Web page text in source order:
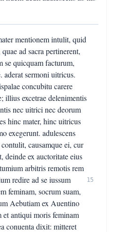
mentionem intulit, quid
ad sacra pertinerent,
se quicquam facturum,
aderat sermoni uitricus.
concubitu carere
illius excetrae delenimentis
nec uitrici nec deorum
hinc mater, hinc uitricus
exegerunt. adulescens
causamque ei, cur
deinde ex auctoritate eius
arbitris remotis rem
redire ad se iussum
feminam, socrum suam,
Aebutiam ex Auentino
et antiqui moris feminam
conuenta dixit: mitteret
15